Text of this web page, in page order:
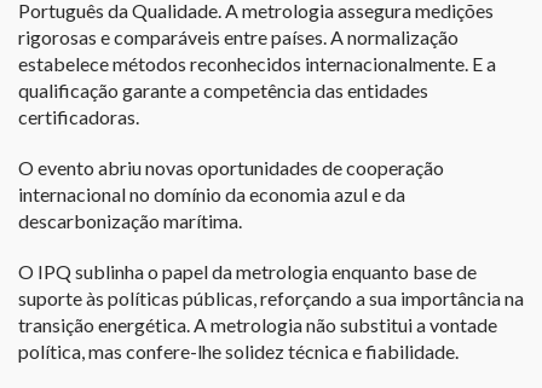
Português da Qualidade. A metrologia assegura medições
rigorosas e comparáveis entre países. A normalização
estabelece métodos reconhecidos internacionalmente. E a
qualificação garante a competência das entidades
certificadoras.
O evento abriu novas oportunidades de cooperação
internacional no domínio da economia azul e da
descarbonização marítima.
O IPQ sublinha o papel da metrologia enquanto base de
suporte às políticas públicas, reforçando a sua importância na
transição energética. A metrologia não substitui a vontade
política, mas confere-lhe solidez técnica e fiabilidade.